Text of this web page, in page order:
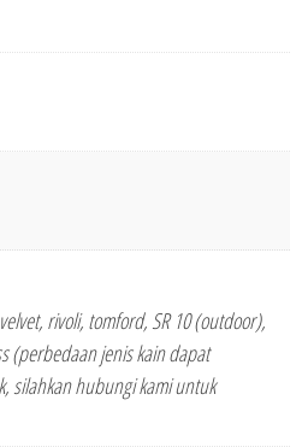
rivoli, tomford, SR 10 (outdoor),
(perbedaan jenis kain dapat
silahkan hubungi kami untuk